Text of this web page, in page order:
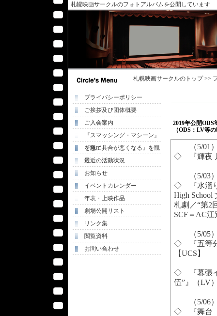
札幌映画サークルのフォトアルバムを公開しています
札幌映画サークルのトップ >>
2019年公開
（ODS：LV等
（5/01
◇ 『輝夜
（5/03
◇ 『水溜
High
札劇／“第2
SCF＝AC江
（5/05
◇ 『五等
【UCS】
◇ 『幕張
伍”』（LV
（5/06
◇ 『舞台
プライバシーポリシー
ご挨拶及び団体概要
ご入会案内
『スマッシング・マシーン』
を観て
『急に具合が悪くなる』を観
て
最近の活動状況
お知らせ
イベントカレンダー
年表・上映作品
劇場公開リスト
リンク集
閲覧資料
お問い合わせ